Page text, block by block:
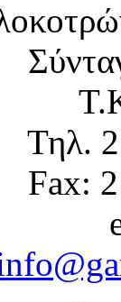
Τηλ.
Fax: